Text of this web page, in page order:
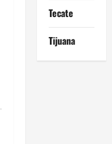
Tecate
Tijuana